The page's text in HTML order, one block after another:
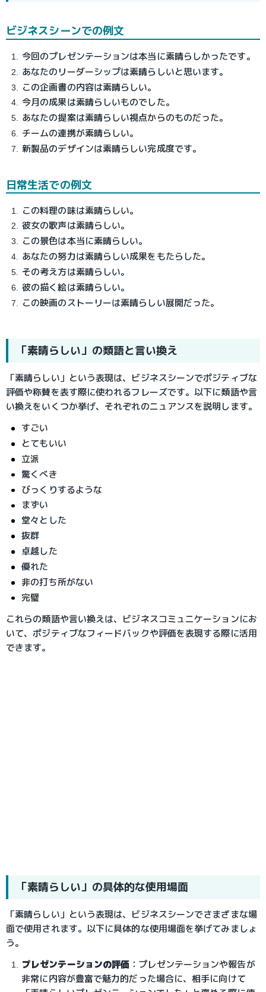
ビジネスシーンでの例文
今回のプレゼンテーションは本当に素晴らしかったです。
あなたのリーダーシップは素晴らしいと思います。
この企画書の内容は素晴らしい。
今月の成果は素晴らしいものでした。
あなたの提案は素晴らしい視点からのものだった。
チームの連携が素晴らしい。
新製品のデザインは素晴らしい完成度です。
日常生活での例文
この料理の味は素晴らしい。
彼女の歌声は素晴らしい。
この景色は本当に素晴らしい。
あなたの努力は素晴らしい成果をもたらした。
その考え方は素晴らしい。
彼の描く絵は素晴らしい。
この映画のストーリーは素晴らしい展開だった。
「素晴らしい」の類語と言い換え
「素晴らしい」という表現は、ビジネスシーンでポジティブな
評価や称賛を表す際に使われるフレーズです。以下に類語や言
い換えをいくつか挙げ、それぞれのニュアンスを説明します。
すごい
とてもいい
立派
驚くべき
びっくりするような
まずい
堂々とした
抜群
卓越した
優れた
非の打ち所がない
完璧
これらの類語や言い換えは、ビジネスコミュニケーションにお
いて、ポジティブなフィードバックや評価を表現する際に活用
できます。
「素晴らしい」の具体的な使用場面
「素晴らしい」という表現は、ビジネスシーンでさまざまな場
面で使用されます。以下に具体的な使用場面を挙げてみましょ
う。
プレゼンテーションの評価 ：プレゼンテーションや報告が
非常に内容が豊富で魅力的だった場合に、相手に向けて